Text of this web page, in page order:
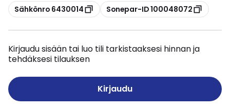
Kopioi
Sähkönro 6430014 Kopioi
Sonepar-ID 100048072
Kirjaudu sisään tai luo tili tarkistaaksesi hinnan ja
tehdäksesi tilauksen
Kirjaudu